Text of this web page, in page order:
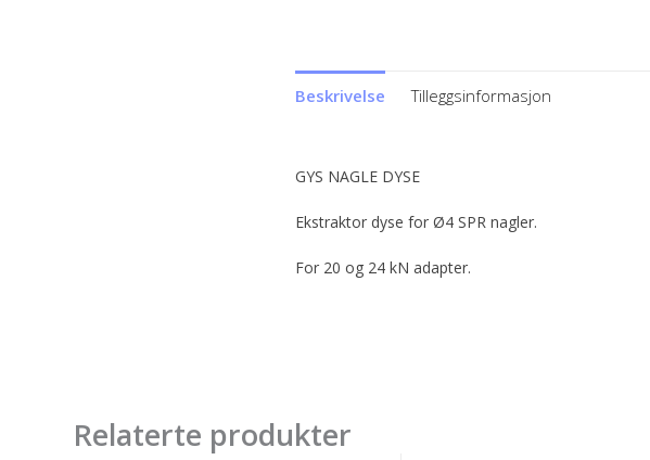
Beskrivelse Tilleggsinformasjon
GYS NAGLE DYSE
Ekstraktor dyse for Ø4 SPR nagler.
For 20 og 24 kN adapter.
Relaterte produkter